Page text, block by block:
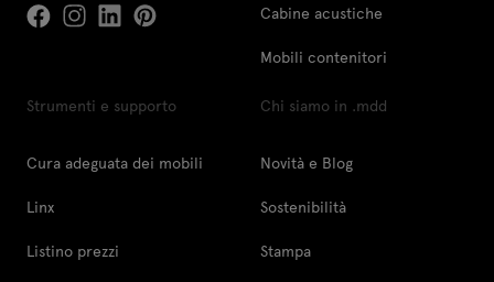
Cabine acustiche
Mobili contenitori
Strumenti e supporto
Cura adeguata dei mobili
Linx
Listino prezzi
Chi siamo in .mdd
Novità e Blog
Sostenibilità
Stampa